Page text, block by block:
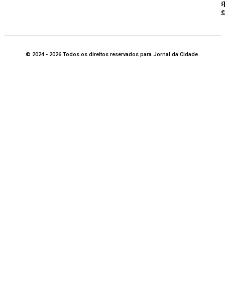
© 2024 - 2026 Todos os direitos reservados para Jornal da Cidade.